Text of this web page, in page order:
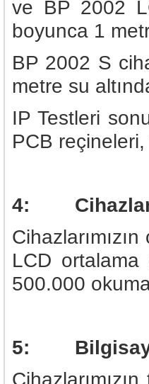
ve BP 2002
boyunca 1
BP 2002 S
metre su
IP Testleri
PCB
4:
LCD
500.000
5: Bilgisayar